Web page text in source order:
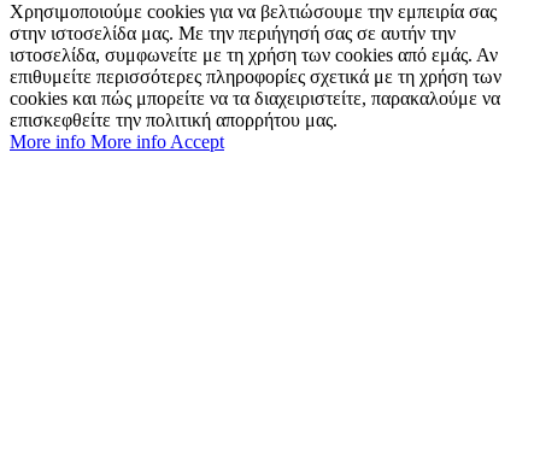
Χρησιμοποιούμε cookies για να βελτιώσουμε την εμπειρία σας
στην ιστοσελίδα μας. Με την περιήγησή σας σε αυτήν την
ιστοσελίδα, συμφωνείτε με τη χρήση των cookies από εμάς. Αν
επιθυμείτε περισσότερες πληροφορίες σχετικά με τη χρήση των
cookies και πώς μπορείτε να τα διαχειριστείτε, παρακαλούμε να
επισκεφθείτε την πολιτική απορρήτου μας.
More info More info Accept